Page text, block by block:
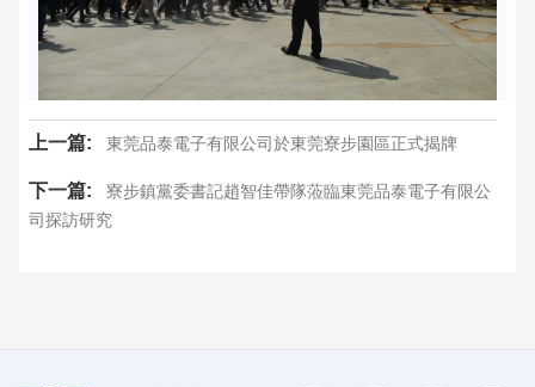
上一篇: 東莞品泰電子有限公司於東莞寮步園區正式揭牌
下一篇:
寮步鎮黨委書記趙智佳帶隊蒞臨東莞品泰電子有限公
司探訪研究